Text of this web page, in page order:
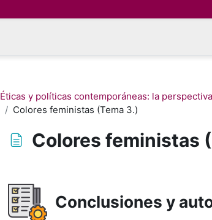
Éticas y políticas contemporáneas: la
Colores feministas (Tema 3.)
Colores feministas
Conclusiones y